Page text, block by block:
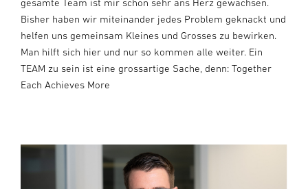
Bisher haben wir miteinander jedes Problem geknackt und
helfen uns gemeinsam Kleines und Grosses zu bewirken.
Man hilft sich hier und nur so kommen alle weiter. Ein
TEAM zu sein ist eine grossartige Sache, denn: Together
Each Achieves More